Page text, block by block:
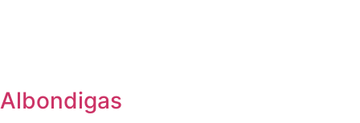
Albondigas